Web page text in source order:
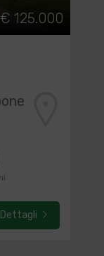
€ 125.000
Dettagli